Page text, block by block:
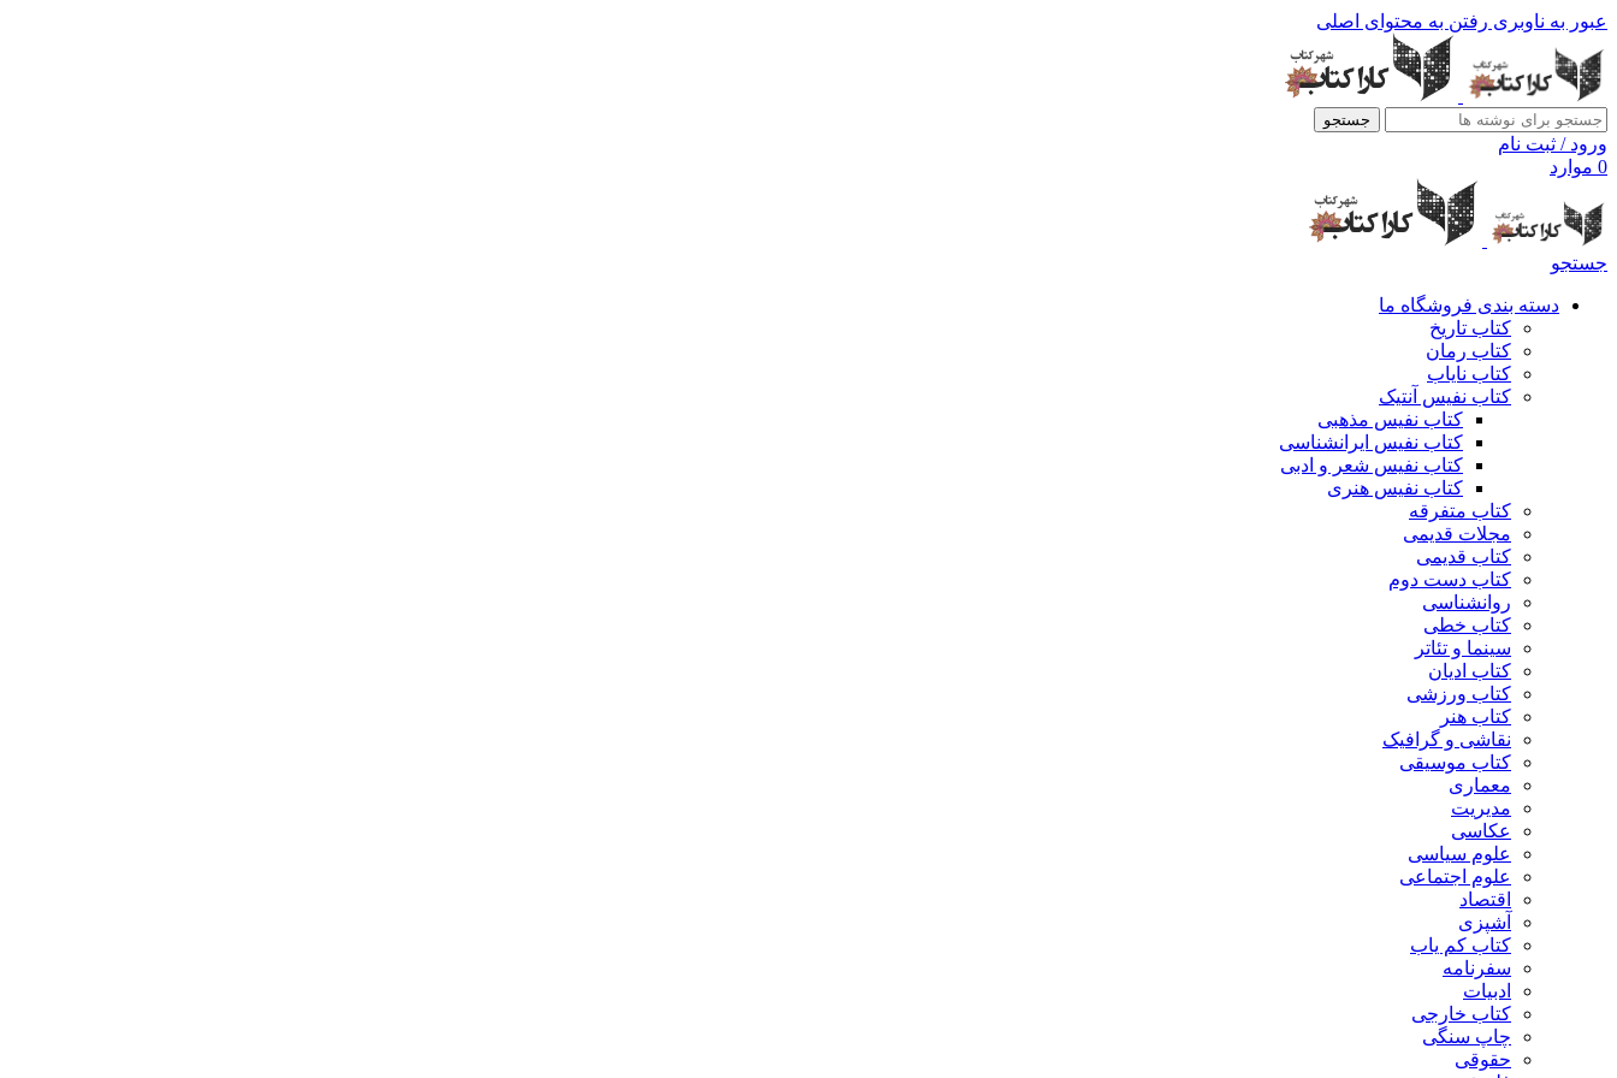
عبور به ناوبری رفتن به محتوای اصلی
جستجو
ورود / ثبت نام
0 موارد
جستجو
دسته بندی فروشگاه ما
کتاب تاریخ
کتاب رمان
کتاب نایاب
کتاب نفیس آنتیک
کتاب نفیس مذهبی
کتاب نفیس ایرانشناسی
کتاب نفیس شعر و ادبی
کتاب نفیس هنری
کتاب متفرقه
مجلات قدیمی
کتاب قدیمی
کتاب دست دوم
روانشناسی
کتاب خطی
سینما و تئاتر
کتاب ادیان
کتاب ورزشی
کتاب هنر
نقاشی و گرافیک
کتاب موسیقی
معماری
مدیریت
عکاسی
علوم سیاسی
علوم اجتماعی
اقتصاد
آشپزی
کتاب کم یاب
سفرنامه
ادبیات
کتاب خارجی
چاپ سنگی
حقوقی